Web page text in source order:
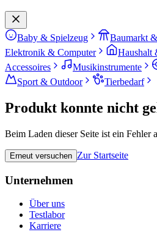
Baby & Spielzeug Baumarkt
Elektronik & Computer
Haushalt
Accessoires
Musikinstrumente
Sport & Outdoor
Tierbedarf
Produkt konnte nicht
Beim Laden dieser Seite ist ein Fehler
Erneut versuchen Zur Startseite
Unternehmen
Über uns
Testlabor
Karriere